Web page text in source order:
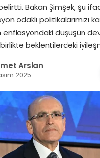
Bakan Şimşek, şu
odaklı politikalarımızı
enflasyondaki düşüşün
beklentilerdeki
Arslan
2025